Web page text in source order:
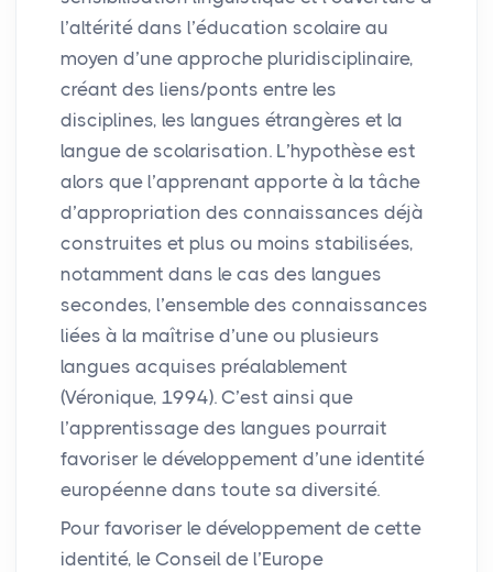
l’altérité dans l’éducation scolaire au
moyen d’une approche pluridisciplinaire,
créant des liens/ponts entre les
disciplines, les langues étrangères et la
langue de scolarisation. L’hypothèse est
alors que l’apprenant apporte à la tâche
d’appropriation des connaissances déjà
construites et plus ou moins stabilisées,
notamment dans le cas des langues
secondes, l’ensemble des connaissances
liées à la maîtrise d’une ou plusieurs
langues acquises préalablement
(Véronique, 1994). C’est ainsi que
l’apprentissage des langues pourrait
favoriser le développement d’une identité
européenne dans toute sa diversité.
Pour favoriser le développement de cette
identité, le Conseil de l’Europe